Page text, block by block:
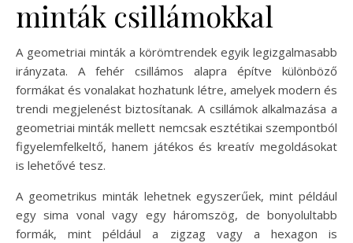
minták csillámokkal
A geometriai minták a körömtrendek egyik legizgalmasabb
irányzata. A fehér csillámos alapra építve különböző
formákat és vonalakat hozhatunk létre, amelyek modern és
trendi megjelenést biztosítanak. A csillámok alkalmazása a
geometriai minták mellett nemcsak esztétikai szempontból
figyelemfelkeltő, hanem játékos és kreatív megoldásokat
is lehetővé tesz.
A geometrikus minták lehetnek egyszerűek, mint például
egy sima vonal vagy egy háromszög, de bonyolultabb
formák, mint például a zigzag vagy a hexagon is